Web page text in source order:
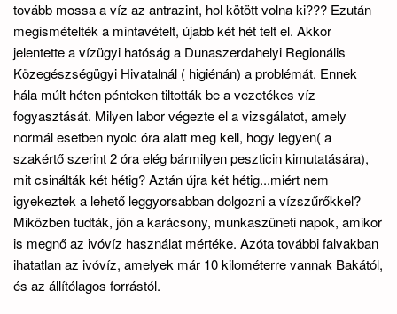
tovább mossa a víz az antrazint, hol kötött volna ki??? Ezután
megismételték a mintavételt, újabb két hét telt el. Akkor
jelentette a vízügyi hatóság a Dunaszerdahelyi Regionális
Közegészségügyi Hivatalnál ( higiénán) a problémát. Ennek
hála múlt héten pénteken tiltották be a vezetékes víz
fogyasztását. Milyen labor végezte el a vizsgálatot, amely
normál esetben nyolc óra alatt meg kell, hogy legyen( a
szakértő szerint 2 óra elég bármilyen peszticin kimutatására),
mit csinálták két hétig? Aztán újra két hétig...miért nem
igyekeztek a lehető leggyorsabban dolgozni a vízszűrőkkel?
Miközben tudták, jön a karácsony, munkaszüneti napok, amikor
is megnő az ivóvíz használat mértéke. Azóta további falvakban
ihatatlan az ivóvíz, amelyek már 10 kilométerre vannak Bakától,
és az állítólagos forrástól.